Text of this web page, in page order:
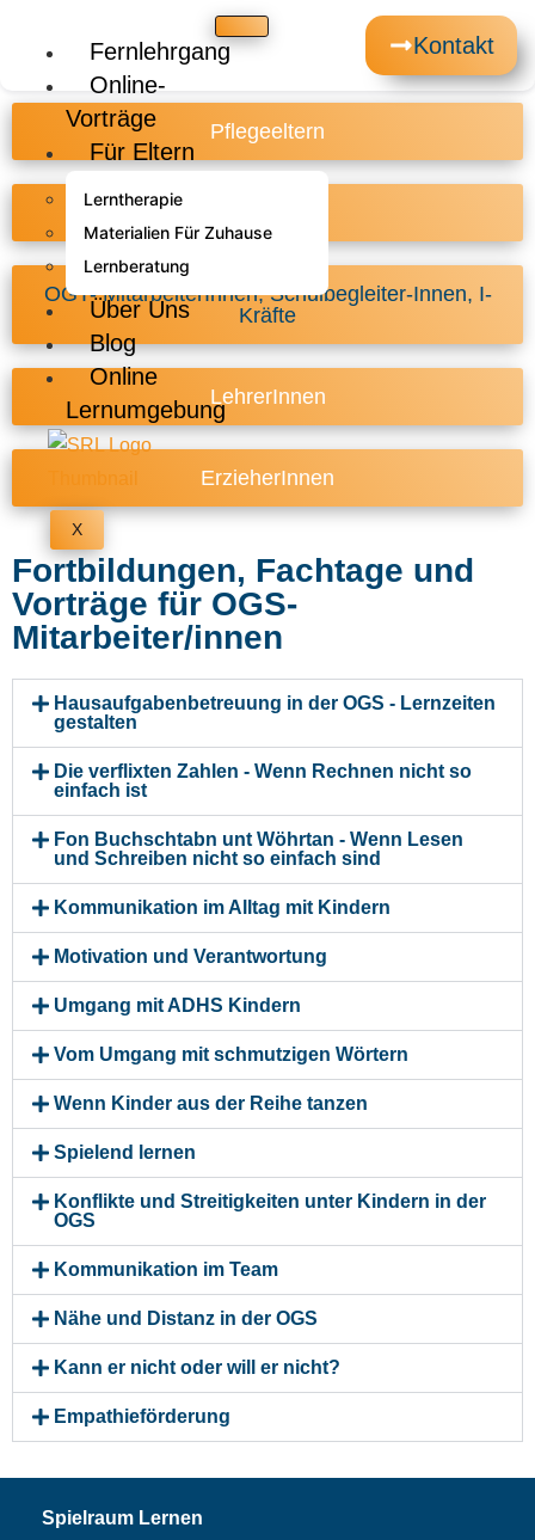
Fernlehrgang
Online-
Vorträge
Für Eltern
Lerntherapie
Materialien Für Zuhause
Lernberatung
Über Uns
Blog
Online
Lernumgebung
X
Kontakt
Pflegeeltern
OGT- MitarbeiterInnen, Schulbegleiter-Innen, I-
Kräfte
LehrerInnen
ErzieherInnen
Fortbildungen, Fachtage und
Vorträge für OGS-
Mitarbeiter/innen
Hausaufgabenbetreuung in der OGS - Lernzeiten
gestalten
Die verflixten Zahlen - Wenn Rechnen nicht so
einfach ist
Fon Buchschtabn unt Wöhrtan - Wenn Lesen
und Schreiben nicht so einfach sind
Kommunikation im Alltag mit Kindern
Motivation und Verantwortung
Umgang mit ADHS Kindern
Vom Umgang mit schmutzigen Wörtern
Wenn Kinder aus der Reihe tanzen
Spielend lernen
Konflikte und Streitigkeiten unter Kindern in der
OGS
Kommunikation im Team
Nähe und Distanz in der OGS
Kann er nicht oder will er nicht?
Empathieförderung
Spielraum Lernen